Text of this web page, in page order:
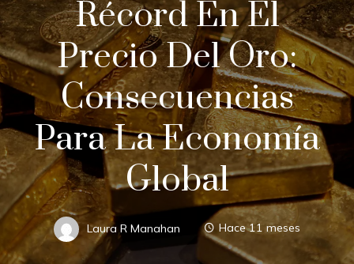
Récord En El
Precio Del Oro:
Consecuencias
Para La Economía
Global
Laura R Manahan Hace 11 meses